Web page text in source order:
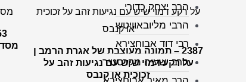
הרב יצחק כדורי
הרבי מליובאוויטש
רבי דוד אבוחצירא
הרב ישעיה מקרסטיר
2387 – תמונה מעוצבת של אגרת הרמב ן
על רקע דמוי שיש עם נגיעות זהב על
זכוכית או קנבס
מסדרת 12 השבטים